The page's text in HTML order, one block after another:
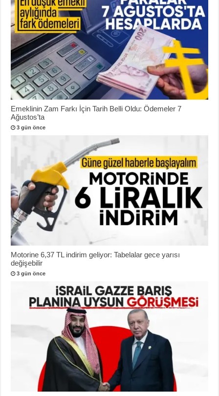
Emeklinin Zam Farkı İçin Tarih Belli Oldu: Ödemeler 7
Ağustos’ta
3 gün önce
Motorine 6,37 TL indirim geliyor: Tabelalar gece yarısı
değişebilir
3 gün önce